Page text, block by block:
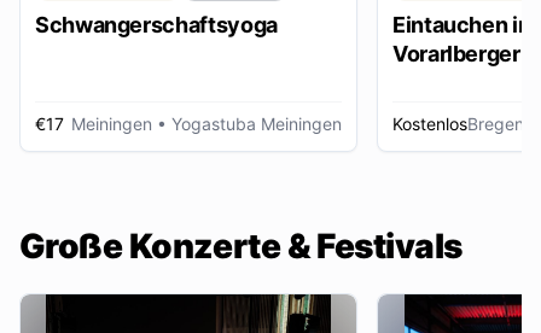
Schwangerschaftsyoga
€17 Meiningen • Yogastuba Meiningen
Eintauchen in
Vorarlberger
KostenlosBregenz
Große Konzerte & Festivals